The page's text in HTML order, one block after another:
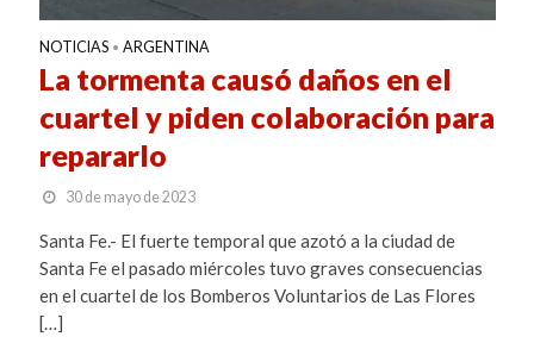
NOTICIAS • ARGENTINA
La tormenta causó daños en el
cuartel y piden colaboración para
repararlo
30 de mayo de 2023
Santa Fe.- El fuerte temporal que azotó a la ciudad de
Santa Fe el pasado miércoles tuvo graves consecuencias
en el cuartel de los Bomberos Voluntarios de Las Flores
[…]